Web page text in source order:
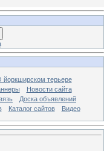
йоркширском терьере
Новости сайта
Доска объявлений
Каталог сайтов Видео